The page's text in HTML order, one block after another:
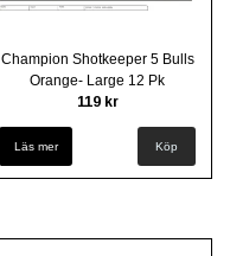
Champion Shotkeeper 5 Bulls
Orange- Large 12 Pk
119 kr
Läs mer